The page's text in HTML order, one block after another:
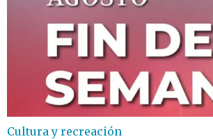
Cultura y recreación